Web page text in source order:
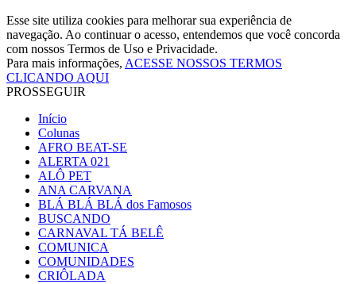
Esse site utiliza cookies para melhorar sua experiência de
navegação. Ao continuar o acesso, entendemos que você concorda
com nossos Termos de Uso e Privacidade.
Para mais informações, ACESSE NOSSOS TERMOS
CLICANDO AQUI
PROSSEGUIR
Início
Colunas
AFRO BEAT-SE
ALERTA 021
ALÔ PET
ANA CARVANA
BLÁ BLÁ BLÁ dos Famosos
BUSCANDO
CARNAVAL TÁ BELÊ
COMUNICA
COMUNIDADES
CRIÔLADA